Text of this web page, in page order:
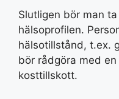
Slutligen bör man
hälsoprofilen.
hälsotillstånd, t.ex.
bör rådgöra med
kosttillskott.